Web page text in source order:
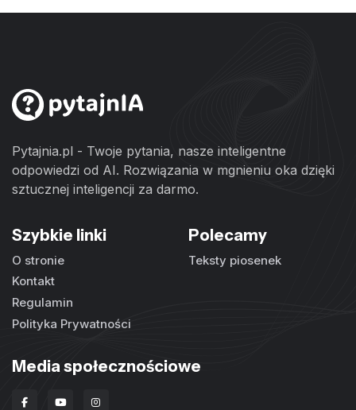
Pytajnia.pl - Twoje pytania, nasze inteligentne
odpowiedzi od AI. Rozwiązania w mgnieniu oka dzięki
sztucznej inteligencji za darmo.
Szybkie linki
O stronie
Kontakt
Regulamin
Polityka Prywatności
Polecamy
Teksty piosenek
Media społecznościowe